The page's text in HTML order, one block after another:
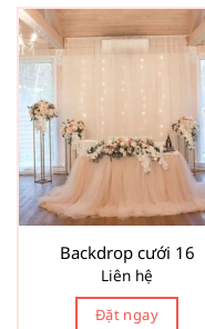
Backdrop cưới 16
Liên hệ
Đặt ngay